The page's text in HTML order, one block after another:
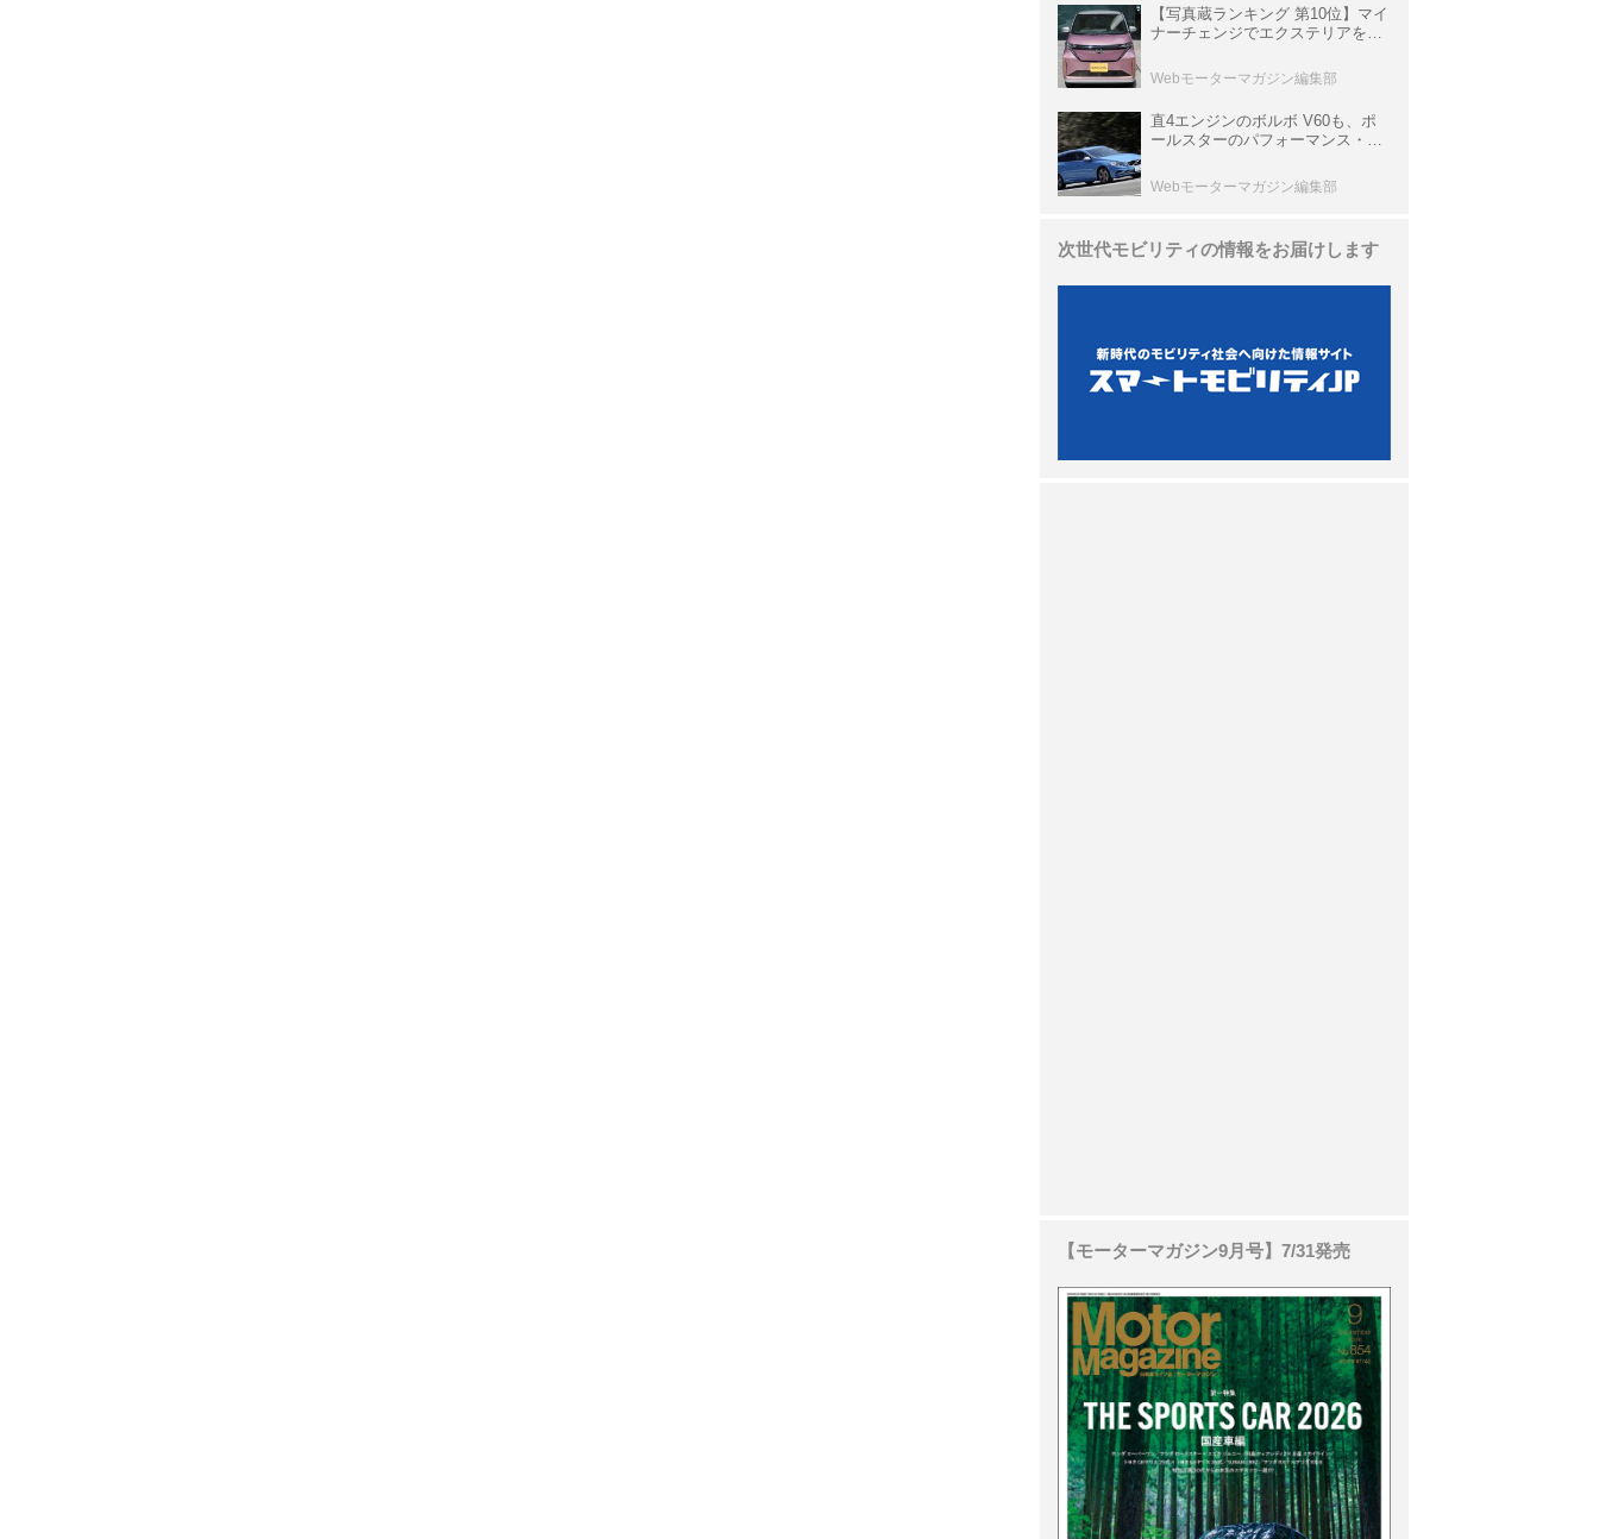
【写真蔵ランキング 第10位】マイ
ナーチェンジでエクステリアを刷
クラ」
Webモーターマガジン編集部
直4エンジンのボルボ V60も、ポ
ールスターのパフォーマンス・パ
と昔の新車】
Webモーターマガジン編集部
次世代モビリティの情報をお届けします
【モーターマガジン9月号】7/31発売